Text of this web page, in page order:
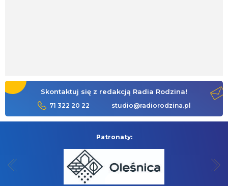
Skontaktuj się z redakcją Radia Rodzina!
71 322 20 22 studio@radiorodzina.pl
Patronaty: